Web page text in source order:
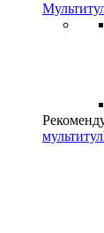
мультитул